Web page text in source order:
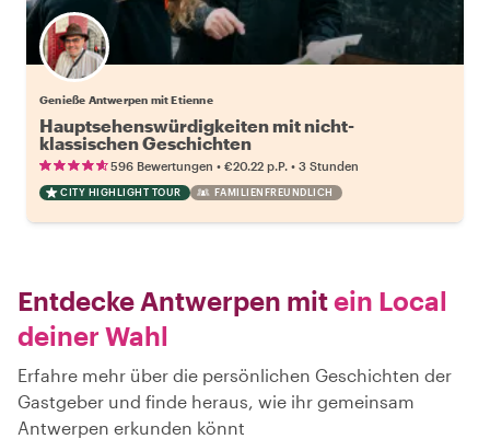
Genieße Antwerpen mit Etienne
Hauptsehenswürdigkeiten mit nicht-
klassischen Geschichten
596 Bewertungen • €20.22 p.P. • 3 Stunden
CITY HIGHLIGHT TOUR FAMILIENFREUNDLICH
Entdecke Antwerpen mitein Local
deiner Wahl
Erfahre mehr über die persönlichen Geschichten der
Gastgeber und finde heraus, wie ihr gemeinsam
Antwerpen erkunden könnt